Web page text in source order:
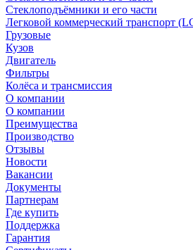
Стеклоподъёмники и его части
Легковой коммерческий транспорт
Грузовые
Кузов
Двигатель
Фильтры
Колёса и трансмиссия
О компании
О компании
Преимущества
Производство
Отзывы
Новости
Вакансии
Документы
Партнерам
Где купить
Поддержка
Гарантия